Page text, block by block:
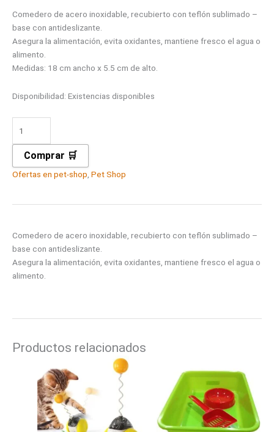
Comedero de acero inoxidable, recubierto con teflón sublimado –
base con antideslizante.
Asegura la alimentación, evita oxidantes, mantiene fresco el agua o
alimento.
Medidas: 18 cm ancho x 5.5 cm de alto.
Disponibilidad: Existencias disponibles
Comprar 🛒
Ofertas en pet-shop, Pet Shop
Comedero de acero inoxidable, recubierto con teflón sublimado –
base con antideslizante.
Asegura la alimentación, evita oxidantes, mantiene fresco el agua o
alimento.
Productos relacionados